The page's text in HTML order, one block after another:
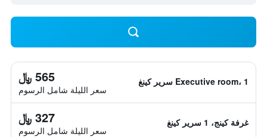
Executive room، 1 سرير كينغ 565 ﷼
سعر الليلة شامل الرسوم
غرفة كينج، 1 سرير كينغ 327 ﷼
سعر الليلة شامل الرسوم